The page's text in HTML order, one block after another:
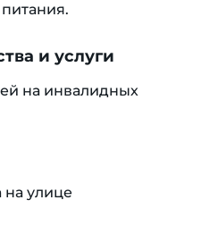
и услуги
на инвалидных
на улице